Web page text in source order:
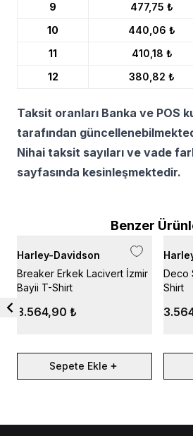
9
477,75 ₺
10
440,06 ₺
11
410,18 ₺
12
380,82 ₺
Taksit oranları Banka ve POS
tarafından
Nihai taksit sayıları ve vade
sayfasında kesinleşmektedir.
Benzer
Harley-Davidson
Breaker Erkek Lacivert İzmir
Bayii T-Shirt
3.564,90 ₺
Sepete Ekle
Deco
Shirt